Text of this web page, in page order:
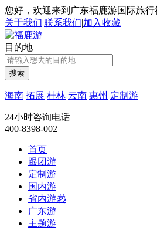
您好，欢迎来到广东福鹿游国际旅行
关于我们|联系我们|加入收藏
目的地
搜索
海南 拓展 桂林 云南 惠州 定制游
24小时咨询电话
400-8398-002
首页
跟团游
定制游
国内游
省内游热
广东游
主题游